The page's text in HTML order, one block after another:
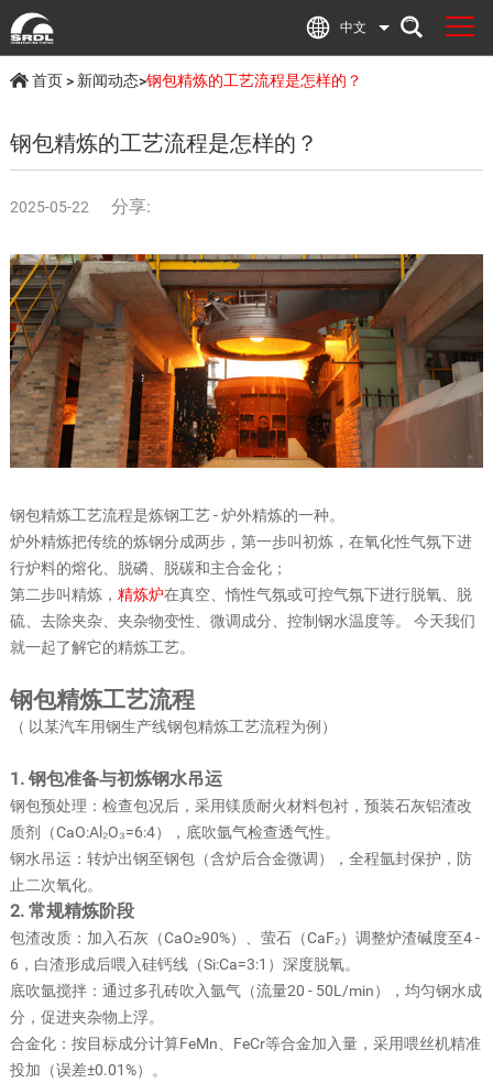
中文
首页> 新闻动态>钢包精炼的工艺流程是怎样的？
钢包精炼的工艺流程是怎样的？
2025-05-22 分享:
钢包精炼工艺流程是炼钢工艺 - 炉外精炼的一种。
炉外精炼把传统的炼钢分成两步，第一步叫初炼，在氧化性气氛下进
行炉料的熔化、脱磷、脱碳和主合金化；
第二步叫精炼， 精炼炉在真空、惰性气氛或可控气氛下进行脱氧、脱
硫、去除夹杂、夹杂物变性、微调成分、控制钢水温度等。 今天我们
就一起了解它的精炼工艺。
钢包精炼工艺流程
（ 以某汽车用钢生产线钢包精炼工艺流程为例）
1. 钢包准备与初炼钢水吊运
钢包预处理：检查包况后，采用镁质耐火材料包衬，预装石灰铝渣改
质剂（CaO:Al₂O₃=6:4），底吹氩气检查透气性。
钢水吊运：转炉出钢至钢包（含炉后合金微调），全程氩封保护，防
止二次氧化。
2. 常规精炼阶段
包渣改质：加入石灰（CaO≥90%）、萤石（CaF₂）调整炉渣碱度至4 -
6，白渣形成后喂入硅钙线（Si:Ca=3:1）深度脱氧。
底吹氩搅拌：通过多孔砖吹入氩气（流量20 - 50L/min），均匀钢水成
分，促进夹杂物上浮。
合金化：按目标成分计算FeMn、FeCr等合金加入量，采用喂丝机精准
投加（误差±0.01%）。